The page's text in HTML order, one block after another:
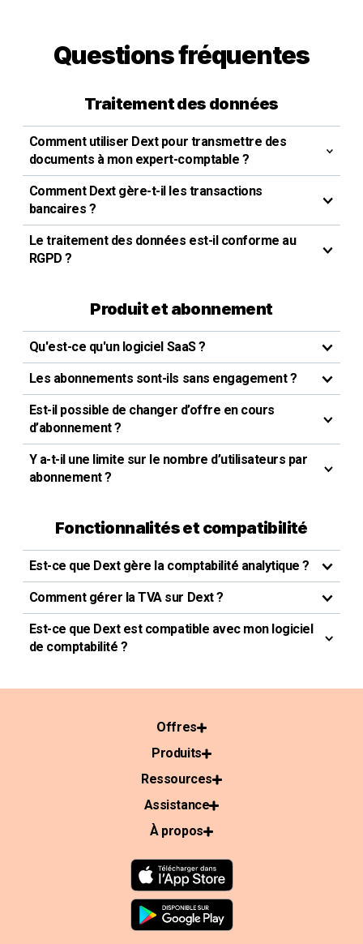
Questions fréquentes
Traitement des données
Comment utiliser Dext pour transmettre des
documents à mon expert-comptable ?
Comment Dext gère-t-il les transactions
bancaires ?
Le traitement des données est-il conforme au
RGPD ?
Produit et abonnement
Qu'est-ce qu'un logiciel SaaS ?
Les abonnements sont-ils sans engagement ?
Est-il possible de changer d’offre en cours
d’abonnement ?
Y a-t-il une limite sur le nombre d’utilisateurs par
abonnement ?
Fonctionnalités et compatibilité
Est-ce que Dext gère la comptabilité analytique ?
Comment gérer la TVA sur Dext ?
Est-ce que Dext est compatible avec mon logiciel
de comptabilité ?
Offres
Produits
Ressources
Assistance
À propos